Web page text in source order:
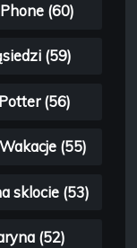
(60)
(59)
(56)
Wakacje (55)
sklocie (53)
(52)